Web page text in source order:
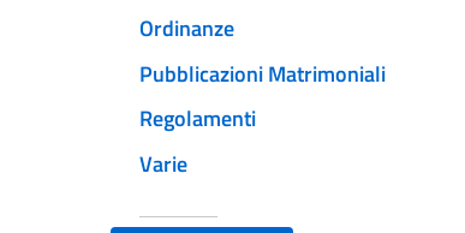
Ordinanze
Pubblicazioni Matrimoniali
Regolamenti
Varie